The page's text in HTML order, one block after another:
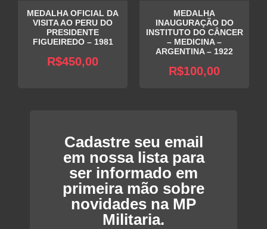
MEDALHA OFICIAL DA
VISITA AO PERU DO
PRESIDENTE
FIGUEIREDO – 1981
R$450,00
MEDALHA
INAUGURAÇÃO DO
INSTITUTO DO CÂNCER
– MEDICINA –
ARGENTINA – 1922
R$100,00
Cadastre seu email
em nossa lista para
ser informado em
primeira mão sobre
novidades na MP
Militaria.